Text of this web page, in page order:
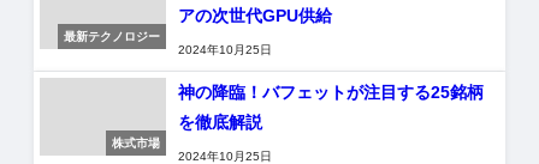
最新テクノロジー
アの次世代GPU供給
2024年10月25日
株式市場
神の降臨！バフェットが注目する25銘柄
を徹底解説
2024年10月25日